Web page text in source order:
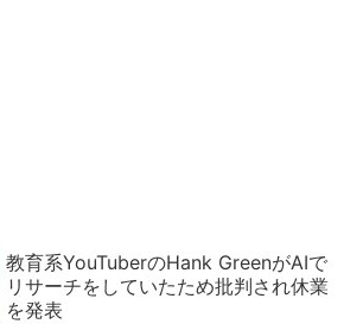
教育系YouTuberのHank GreenがAIで
リサーチをしていたため批判され休業
を発表